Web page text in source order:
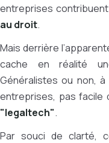
entreprises
au droit.
Mais derrière
cache en réalité
Généralistes ou non,
entreprises, pas facile
"legaltech".
Par souci de clarté,